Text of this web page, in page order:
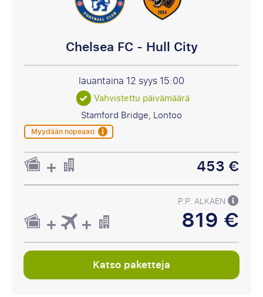
Chelsea FC - Hull City
lauantaina 12 syys15:00
Vahvistettu päivämäärä
Stamford Bridge, Lontoo
Myydään nopeasti
453 €
P.P. ALKAEN
819 €
Katso paketteja